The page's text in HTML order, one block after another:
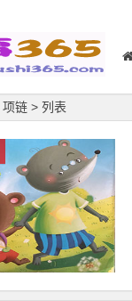
项链 > 列表